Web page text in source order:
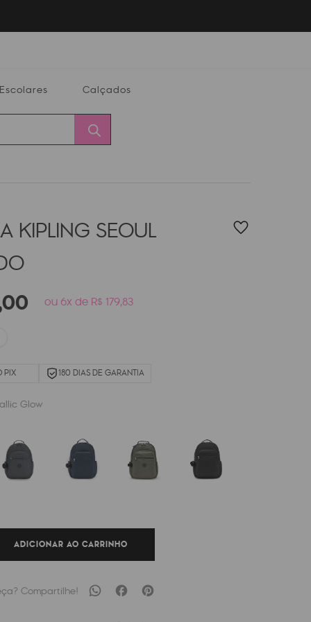
Escolares Calçados
KIPLING SEOUL
00 ou 6x de R$ 179,83
PIX 180 DIAS DE GARANTIA
Glow
ADICIONAR AO CARRINHO